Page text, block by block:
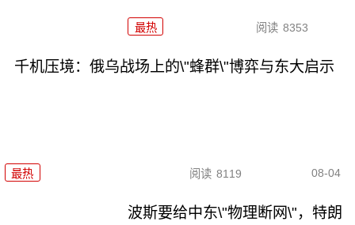
最热 阅读 8353
千机压境：俄乌战场上的\"蜂群\"博弈与东大启示
最热 阅读 8119 08-04
波斯要给中东\"物理断网\"，特朗